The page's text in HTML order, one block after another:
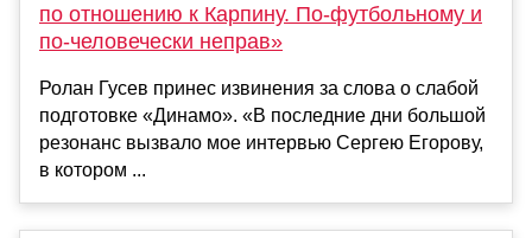
по отношению к Карпину. По-футбольному и
по-человечески неправ»
Ролан Гусев принес извинения за слова о слабой
подготовке «Динамо». «В последние дни большой
резонанс вызвало мое интервью Сергею Егорову,
в котором ...